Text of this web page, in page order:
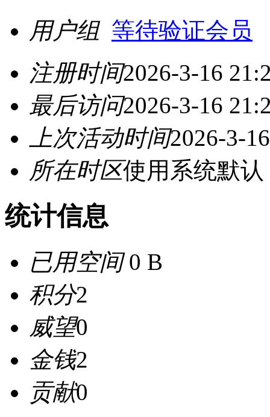
用户组 等待验证会员
注册时间2026-3-16
最后访问2026-3-16
上次活动时间2026-3-
所在时区使用系统默认
统计信息
已用空间0 B
积分2
威望0
金钱2
贡献0